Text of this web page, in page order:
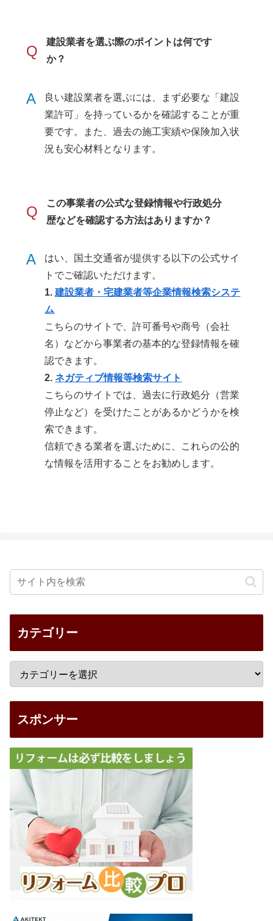
Q
建設業者を選ぶ際のポイントは何です
か？
A
良い建設業者を選ぶには、まず必要な「建設
業許可」を持っているかを確認することが重
要です。また、過去の施工実績や保険加入状
況も安心材料となります。
Q
この事業者の公式な登録情報や行政処分
歴などを確認する方法はありますか？
A
はい、国土交通省が提供する以下の公式サイ
トでご確認いただけます。
1.建設業者・宅建業者等企業情報検索システ
ム
こちらのサイトで、許可番号や商号（会社
名）などから事業者の基本的な登録情報を確
認できます。
2.ネガティブ情報等検索サイト
こちらのサイトでは、過去に行政処分（営業
停止など）を受けたことがあるかどうかを検
索できます。
信頼できる業者を選ぶために、これらの公的
な情報を活用することをお勧めします。
カテゴリー
スポンサー